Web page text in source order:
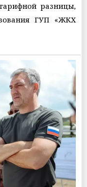
разницы,
ГУП «ЖКХ